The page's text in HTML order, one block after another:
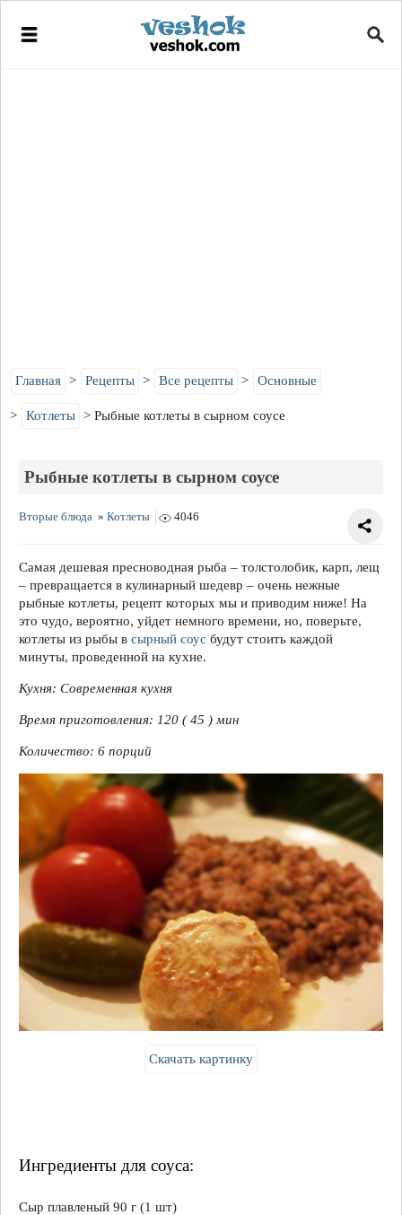
Главная Рецепты Все рецепты Основные
Котлеты Рыбные котлеты в сырном соусе
Рыбные котлеты в сырном соусе
Вторые блюда » Котлеты 4046
Самая дешевая пресноводная рыба – толстолобик, карп, лещ
– превращается в кулинарный шедевр – очень нежные
рыбные котлеты, рецепт которых мы и приводим ниже! На
это чудо, вероятно, уйдет немного времени, но, поверьте,
котлеты из рыбы в сырный соус будут стоить каждой
минуты, проведенной на кухне.
Кухня: Современная кухня
Время приготовления: 120 ( 45 ) мин
Количество: 6 порций
Скачать картинку
Ингредиенты для соуса:
Сыр плавленый 90 г (1 шт)